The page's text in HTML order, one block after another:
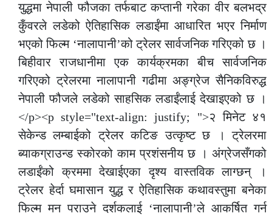
युद्धमा नेपाली फौजका तर्फबाट कप्तानी गरेका वीर बलभद्र
कुँवरले लडेको ऐतिहासिक लडाईंमा आधारित भएर निर्माण
भएको फिल्म ‘नालापानी’को ट्रेलर सार्वजनिक गरिएको छ ।
बिहीवार राजधानीमा एक कार्यक्रमका बीच सार्वजनिक
गरिएको ट्रेलरमा नालापानी गढीमा अङ्ग्रेज सैनिकविरुद्ध
नेपाली फौजले लडेको साहसिक लडाईंलाई देखाइएको छ ।
</p><p style="text-align: justify; ">२ मिनेट ४१
सेकेन्ड लम्बाईको ट्रेलर कटिङ उत्कृष्ट छ । ट्रेलरमा
ब्याकग्राउन्ड स्कोरको काम प्रशंसनीय छ । अंग्रेजसँगको
लडाईंको क्रममा देखाईएका दृश्य वास्तविक लाग्छन् ।
ट्रेलर हेर्दा घमासान युद्ध र ऐतिहासिक कथावस्तुमा बनेका
फिल्म मन पराउने दर्शकलाई ‘नालापानी’ले आकर्षित गर्न